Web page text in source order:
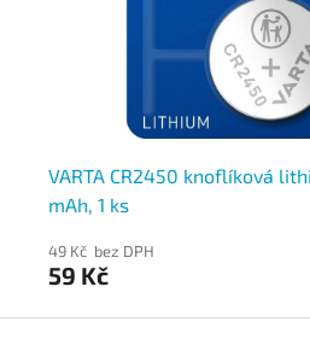
VARTA CR2450 knoflíková
mAh, 1 ks
49 Kč bez DPH
59 Kč